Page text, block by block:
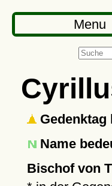
Menu
Gedenktag
Name
Bischof von